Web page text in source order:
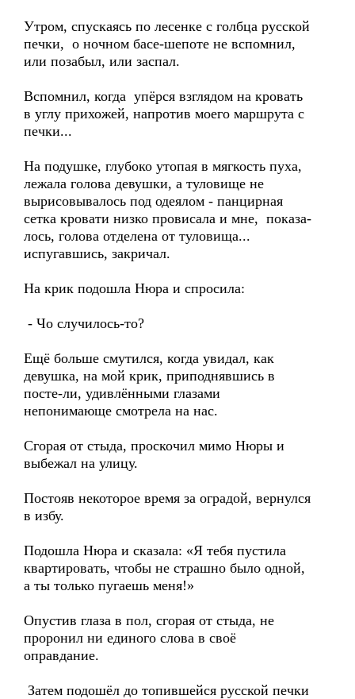
Утром, спускаясь по лесенке с голбца русской
печки, о ночном басе-шепоте не вспомнил,
или позабыл, или заспал.
Вспомнил, когда упёрся взглядом на кровать
в углу прихожей, напротив моего маршрута с
печки...
На подушке, глубоко утопая в мягкость пуха,
лежала голова девушки, а туловище не
вырисовывалось под одеялом - панцирная
сетка кровати низко провисала и мне, показа-
лось, голова отделена от туловища...
испугавшись, закричал.
На крик подошла Нюра и спросила:
- Чо случилось-то?
Ещё больше смутился, когда увидал, как
девушка, на мой крик, приподнявшись в
посте-ли, удивлёнными глазами
непонимающе смотрела на нас.
Сгорая от стыда, проскочил мимо Нюры и
выбежал на улицу.
Постояв некоторое время за оградой, вернулся
в избу.
Подошла Нюра и сказала: «Я тебя пустила
квартировать, чтобы не страшно было одной,
а ты только пугаешь меня!»
Опустив глаза в пол, сгорая от стыда, не
проронил ни единого слова в своё
оправдание.
Затем подошёл до топившейся русской печки